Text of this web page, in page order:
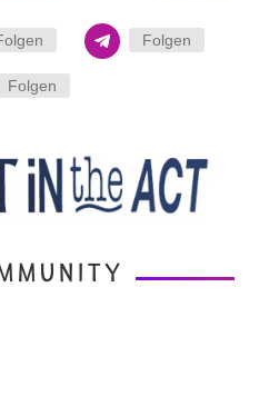
Folgen
Folgen